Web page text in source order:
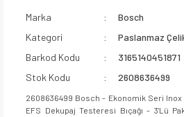
Marka
Bosch
Kategori
Paslanmaz
Barkod Kodu
3165140451871
Stok Kodu
2608636499
2608636499 Bosch - Ekonomik Seri Inox
EFS Dekupaj Testeresi Bıçağı - 3'Lü